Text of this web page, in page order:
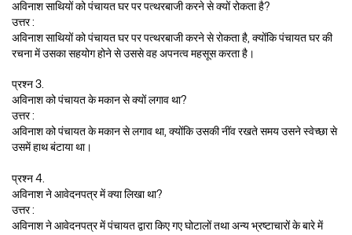
अविनाश साथियों को पंचायत घर पर पत्थरबाजी करने से क्यों रोकता है?
उत्तर :
अविनाश साथियों को पंचायत घर पर पत्थरबाजी करने से रोकता है, क्योंकि पंचायत घर की
रचना में उसका सहयोग होने से उससे वह अपनत्व महसूस करता है।
प्रश्न 3.
अविनाश को पंचायत के मकान से क्यों लगाव था?
उत्तर :
अविनाश को पंचायत के मकान से लगाव था, क्योंकि उसकी नींव रखते समय उसने स्वेच्छा से
उसमें हाथ बंटाया था।
प्रश्न 4.
अविनाश ने आवेदनपत्र में क्या लिखा था?
उत्तर :
अविनाश ने आवेदनपत्र में पंचायत द्वारा किए गए घोटालों तथा अन्य भ्रष्टाचारों के बारे में